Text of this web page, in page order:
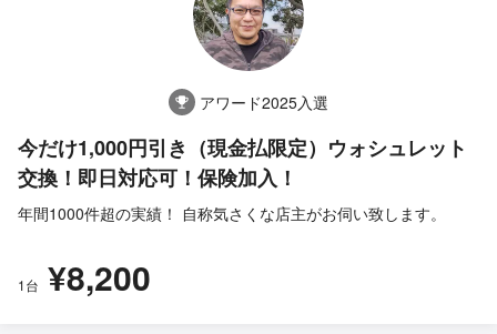
アワード2025入選
今だけ1,000円引き（現金払限定）ウォシュレット
交換！即日対応可！保険加入！
年間1000件超の実績！ 自称気さくな店主がお伺い致します。
1台 ¥8,200